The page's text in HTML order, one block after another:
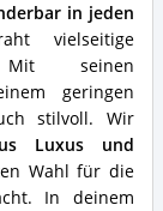
in jeden
vielseitige
Mit seinen
geringen
stilvoll. Wir
Luxus und
Wahl für die
In deinem